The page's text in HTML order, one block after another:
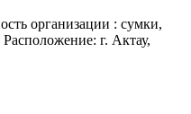
организации : сумки,
г. Актау,